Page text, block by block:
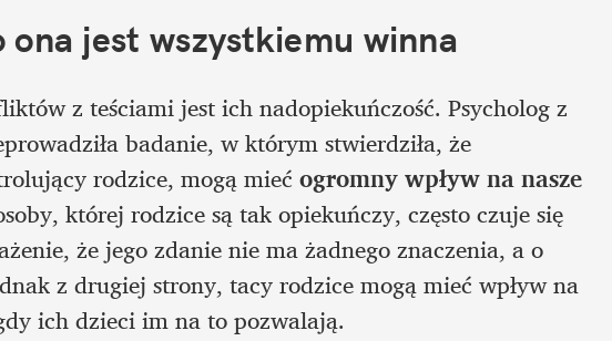
ona jest wszystkiemu winna
z teściami jest ich nadopiekuńczość. Psycholog z
badanie, w którym stwierdziła, że
rodzice, mogą mieć ogromny wpływ na nasze
której rodzice są tak opiekuńczy, często czuje się
że jego zdanie nie ma żadnego znaczenia, a o
z drugiej strony, tacy rodzice mogą mieć wpływ na
ich dzieci im na to pozwalają.